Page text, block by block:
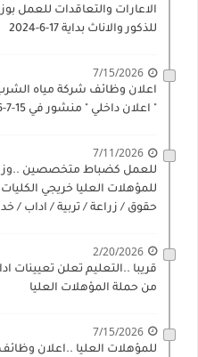
الاعارات والتعاقدات للعمل
للذكور والاناث بداية 17-6-2024
7/15/2026
اعلان وظائف شركة مياه
" اعلان داخلي " منشور في 15-7-2026
7/11/2026
للعمل كضباط متخصصين
للمؤهلات العليا خريجي
حقوق / زراعة / تربية / اداب /
2/20/2026
قريبا ..التعليم تعلن تعيينات
من حملة المؤهلات العليا
7/15/2026
للمؤهلات العليا ..اعلان